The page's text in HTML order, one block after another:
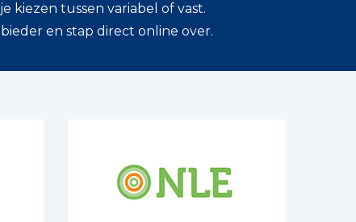
kiezen tussen variabel of vast.
en stap direct online over.